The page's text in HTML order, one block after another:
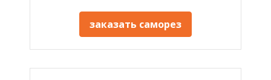
заказать саморез